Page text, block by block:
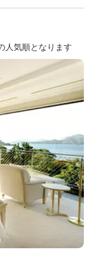
人気順となります